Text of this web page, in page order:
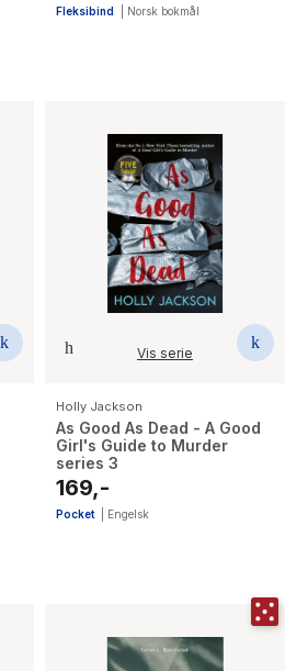
Fleksibind Norsk bokmål
Vis serie
Holly Jackson
As Good As Dead - A Good
Girl's Guide to Murder
series 3
169,-
Pocket Engelsk